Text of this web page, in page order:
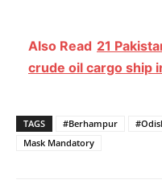
Also Read 21
crude oil cargo ship
TAGS #Berhampur
Mask Mandatory